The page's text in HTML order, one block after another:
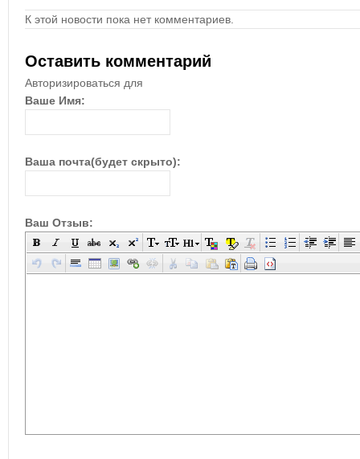
К этой новости пока нет комментариев.
Оставить комментарий
Авторизироваться для
Ваше Имя:
Ваша почта(будет скрыто):
Ваш Отзыв: